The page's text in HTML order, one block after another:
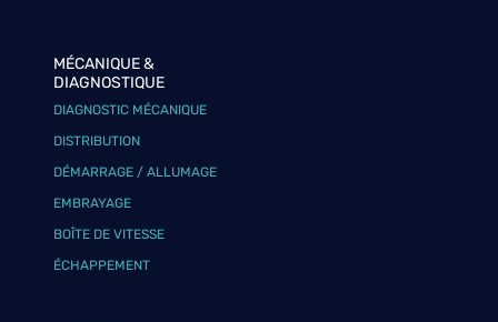
MÉCANIQUE &
DIAGNOSTIQUE
DIAGNOSTIC MÉCANIQUE
DISTRIBUTION
DÉMARRAGE / ALLUMAGE
EMBRAYAGE
BOÎTE DE VITESSE
ÉCHAPPEMENT